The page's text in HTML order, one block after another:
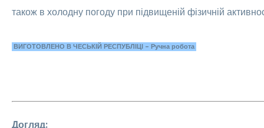
також в холодну погоду при підвищеній фізичній
ВИГОТОВЛЕНО В ЧЕСЬКІЙ РЕСПУБЛІЦІ - Ручна робота
Догляд: